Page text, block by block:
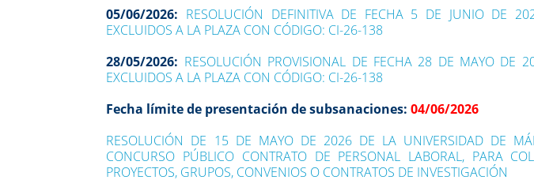
05/06/2026: RESOLUCIÓN DEFINITIVA DE FECHA 5 DE JUNIO DE
EXCLUIDOS A LA PLAZA CON CÓDIGO: CI-26-138
28/05/2026: RESOLUCIÓN PROVISIONAL DE FECHA 28 DE MAYO DE
EXCLUIDOS A LA PLAZA CON CÓDIGO: CI-26-138
Fecha límite de presentación de subsanaciones:04/06/2026
RESOLUCIÓN DE 15 DE MAYO DE 2026 DE LA UNIVERSIDAD DE
CONCURSO PÚBLICO CONTRATO DE PERSONAL LABORAL, PARA
PROYECTOS, GRUPOS, CONVENIOS O CONTRATOS DE INVESTIGACIÓN